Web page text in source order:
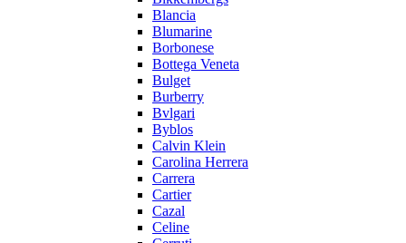
Blancia
Blumarine
Borbonese
Bottega Veneta
Bulget
Burberry
Bvlgari
Byblos
Calvin Klein
Carolina Herrera
Carrera
Cartier
Cazal
Celine